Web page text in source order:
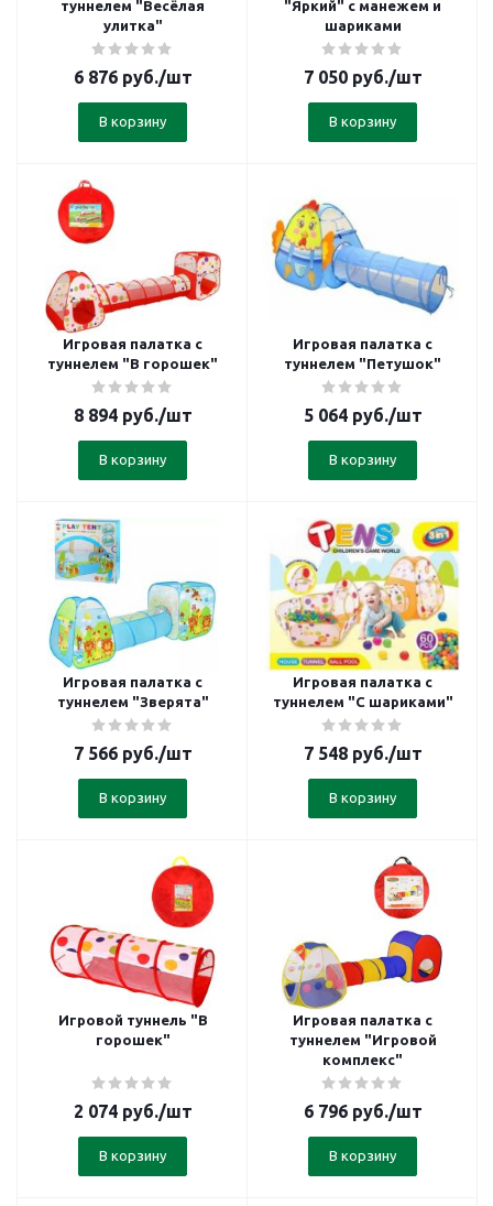
туннелем "Весёлая
улитка"
6 876руб./шт
В корзину
"Яркий" с манежем и
шариками
7 050руб./шт
В корзину
Игровая палатка с
туннелем "В горошек"
8 894руб./шт
В корзину
Игровая палатка с
туннелем "Петушок"
5 064руб./шт
В корзину
Игровая палатка с
туннелем "Зверята"
7 566руб./шт
В корзину
Игровая палатка с
туннелем "С шариками"
7 548руб./шт
В корзину
Игровой туннель "В
горошек"
2 074руб./шт
В корзину
Игровая палатка с
туннелем "Игровой
комплекс"
6 796руб./шт
В корзину